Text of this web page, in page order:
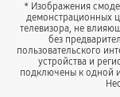
* Изображения
демонстрационных
телевизора, не
без
пользовательского
устройства и
подключены к одной